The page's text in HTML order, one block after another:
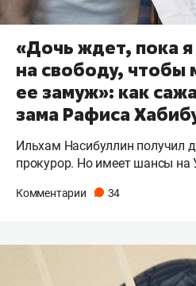
«Дочь ждет, пока
на свободу, чтобы
ее замуж»: как
зама Рафиса
Ильхам Насибуллин получил
прокурор. Но имеет шансы на
Комментарии 34